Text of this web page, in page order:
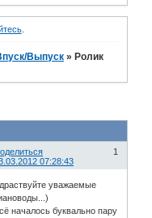
.
Выпуск » Ролик
1
07:28:43
уважаемые
началось буквально пару